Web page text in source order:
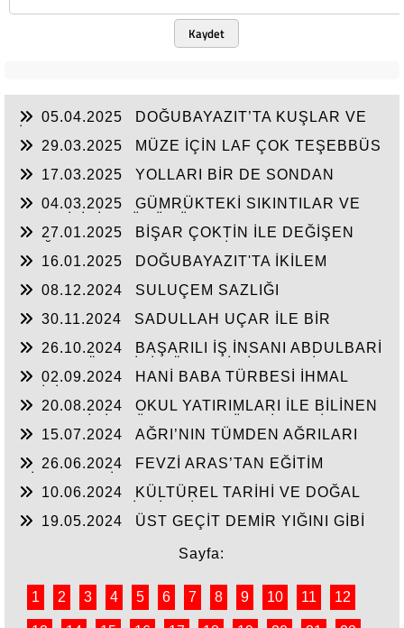
Kaydet
05.04.2025
DOĞUBAYAZIT’TA KUŞLAR VE
29.03.2025
MÜZE İÇİN LAF ÇOK TEŞEBBÜS
17.03.2025
YOLLARI BİR DE SONDAN
04.03.2025
GÜMRÜKTEKİ SIKINTILAR VE
27.01.2025
BİŞAR ÇOKTİN İLE DEĞİŞEN
16.01.2025
DOĞUBAYAZIT'TA İKİLEM
08.12.2024
SULUÇEM SAZLIĞI
30.11.2024
SADULLAH UÇAR İLE BİR
26.10.2024
BAŞARILI İŞ İNSANI ABDULBARİ
02.09.2024
HANİ BABA TÜRBESİ İHMAL
20.08.2024
OKUL YATIRIMLARI İLE BİLİNEN
YASUBUĞA İLE PORTRE…
15.07.2024
AĞRI’NIN TÜMDEN AĞRILARI
26.06.2024
FEVZİ ARAS’TAN EĞİTİM
10.06.2024
KÜLTÜREL TARİHİ VE DOĞAL
19.05.2024
ÜST GEÇİT DEMİR YIĞINI GİBİ
Sayfa:
1 2 3 4 5 6 7 8 9 10 11 12